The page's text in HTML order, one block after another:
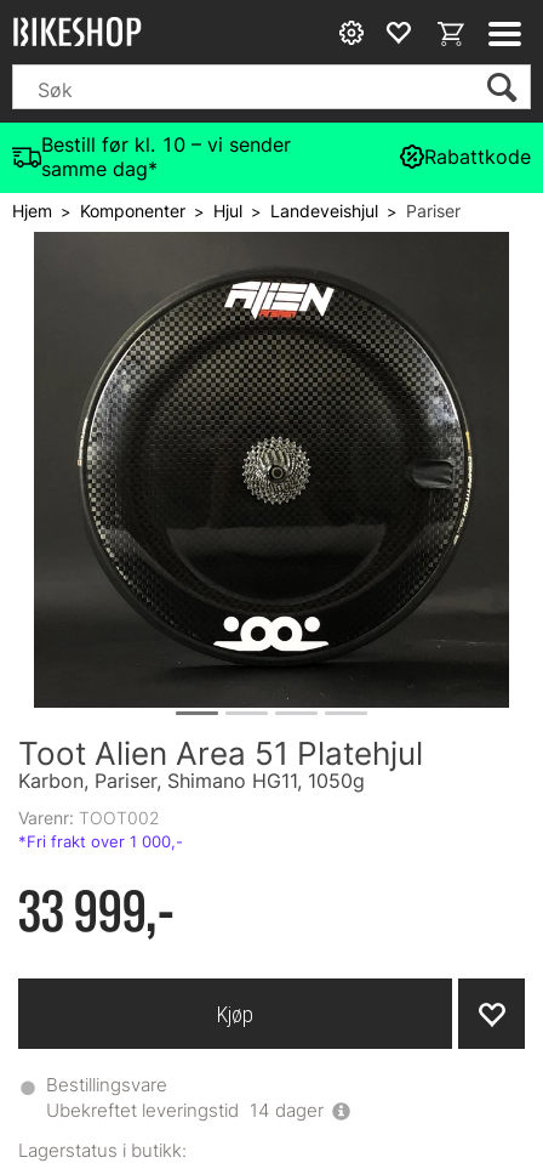
Bestill før kl. 10 – vi sender
samme dag*
Rabattkode
Hjem> Komponenter> Hjul > Landeveishjul > Pariser
Toot Alien Area 51 Platehjul
Karbon, Pariser, Shimano HG11, 1050g
Varenr: TOOT002
33 999,-
Bestillingsvare
Ubekreftet leveringstid 14 dager
Kjøp